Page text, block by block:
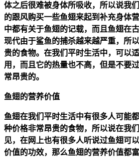
体之后很难被身体所吸收，所以说我
的跟风购买一些鱼翅来起到补充身体
中都有关于鱼翅的记载，而且鱼翅在
现代由于鲨鱼的捕杀越来越严重，所
贵的食物。在我们平时生活中，可以
用，而且它的热量也不高，但是不要
常昂贵的。
鱼翅的营养价值
鱼翅在我们平时生活中有很多人可能
种价格非常昂贵的食物，所以说在我
见，在网上也有很多人听说过鱼翅可
价值的功效，那么鱼翅的营养价值都